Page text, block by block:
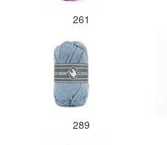
261
289